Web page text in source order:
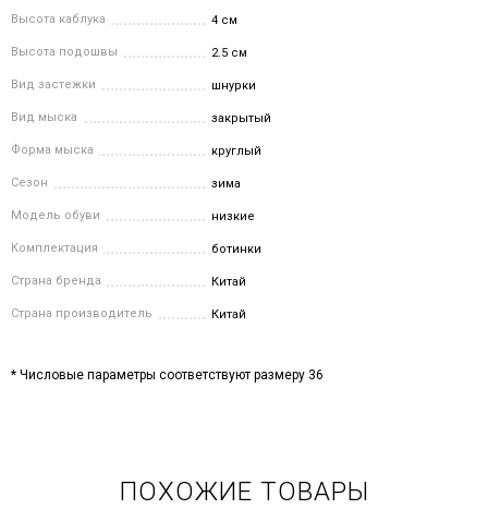
Высота каблука 4 см
Высота подошвы 2.5 см
Вид застежки шнурки
Вид мыска закрытый
Форма мыска круглый
Сезон зима
Модель обуви низкие
Комплектация ботинки
Страна бренда Китай
Страна производитель Китай
* Числовые параметры соответствуют размеру 36
ПОХОЖИЕ ТОВАРЫ